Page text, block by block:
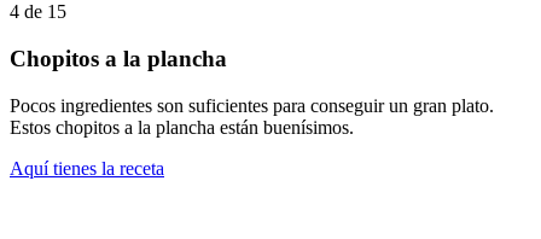
4 de 15
Chopitos a la plancha
Pocos ingredientes son suficientes para conseguir un gran plato.
Estos chopitos a la plancha están buenísimos.
Aquí tienes la receta